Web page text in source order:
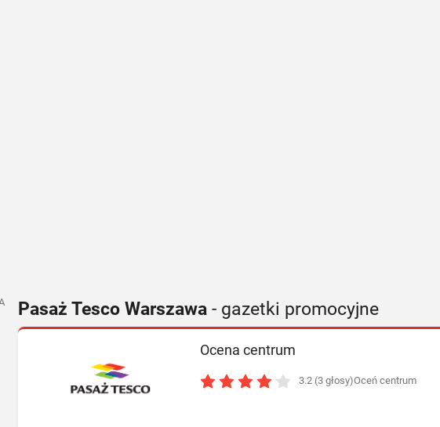
Pasaż Tesco Warszawa - gazetki promocyjne
Ocena centrum
3.2 (3 głosy)Oceń centrum